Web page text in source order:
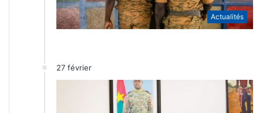
Actualités
27 février